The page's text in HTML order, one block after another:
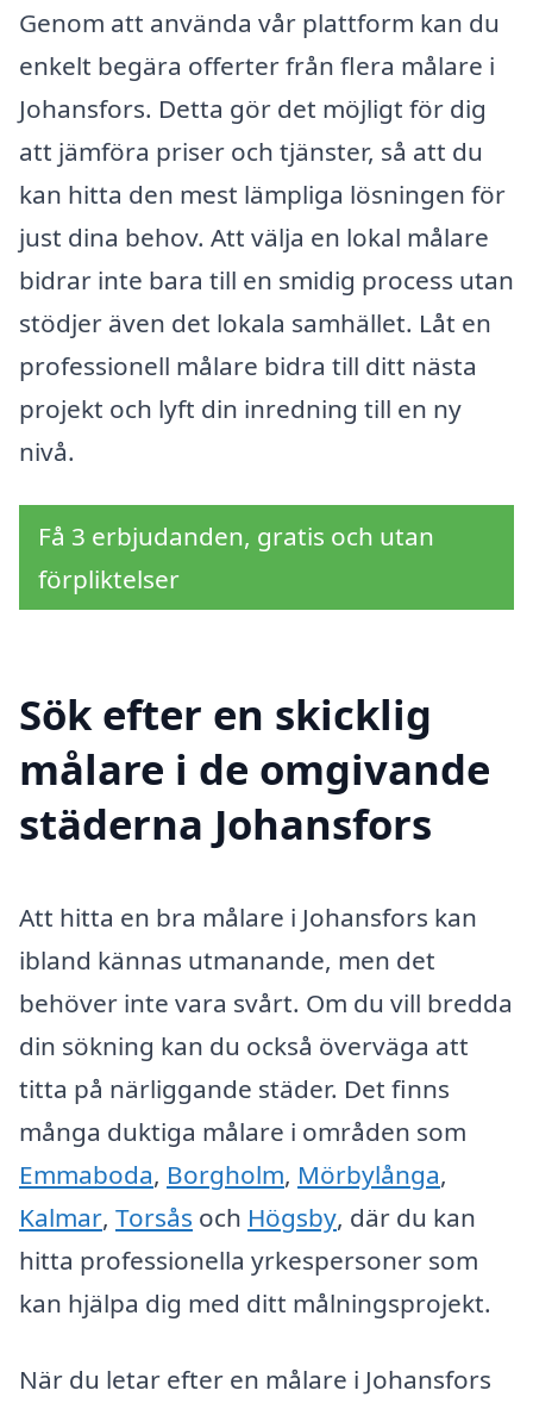
Genom att använda vår plattform kan du
enkelt begära offerter från flera målare i
Johansfors. Detta gör det möjligt för dig
att jämföra priser och tjänster, så att du
kan hitta den mest lämpliga lösningen för
just dina behov. Att välja en lokal målare
bidrar inte bara till en smidig process utan
stödjer även det lokala samhället. Låt en
professionell målare bidra till ditt nästa
projekt och lyft din inredning till en ny
nivå.
Få 3 erbjudanden, gratis och utan
förpliktelser
Sök efter en skicklig
målare i de omgivande
städerna Johansfors
Att hitta en bra målare i Johansfors kan
ibland kännas utmanande, men det
behöver inte vara svårt. Om du vill bredda
din sökning kan du också överväga att
titta på närliggande städer. Det finns
många duktiga målare i områden som
Emmaboda, Borgholm, Mörbylånga,
Kalmar, Torsås och Högsby, där du kan
hitta professionella yrkespersoner som
kan hjälpa dig med ditt målningsprojekt.
När du letar efter en målare i Johansfors